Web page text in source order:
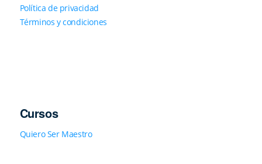
Política de privacidad
Términos y condiciones
Cursos
Quiero Ser Maestro